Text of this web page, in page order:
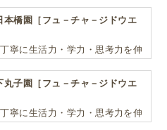
本橋園［フュ－チャ－ジドウエ
寧に生活力・学力・思考力を伸
丸子園［フュ－チャ－ジドウエ
寧に生活力・学力・思考力を伸